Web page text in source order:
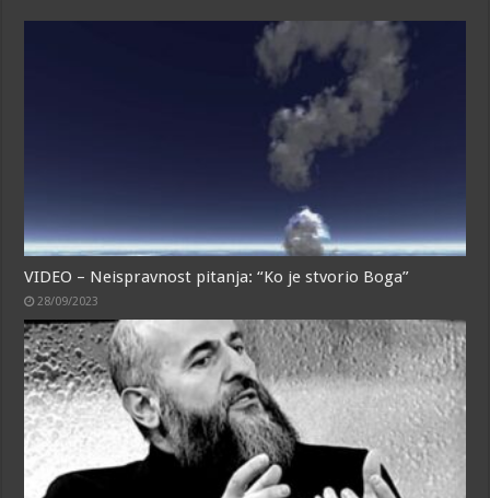
VIDEO – Neispravnost pitanja: “Ko je stvorio Boga”
28/09/2023